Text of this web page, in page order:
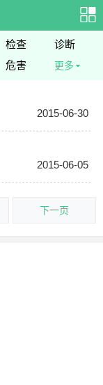
检查
诊断
危害 更多
2015-06-30
2015-06-05
下一页